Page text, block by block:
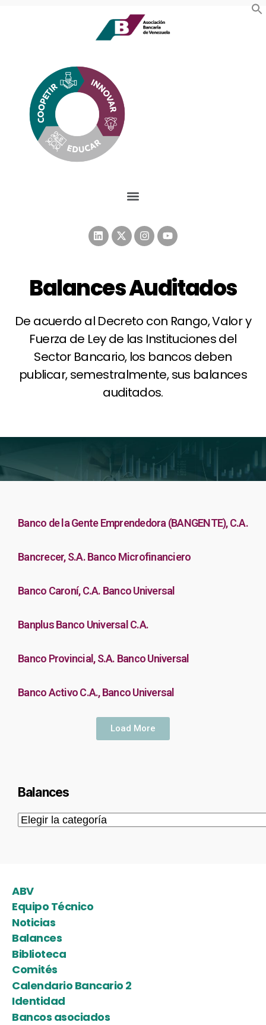
Balances Auditados
De acuerdo al Decreto con Rango, Valor y
Fuerza de Ley de las Instituciones del
Sector Bancario, los bancos deben
publicar, semestralmente, sus balances
auditados.
Banco de la Gente Emprendedora (BANGENTE), C.A.
Bancrecer, S.A. Banco Microfinanciero
Banco Caroní, C.A. Banco Universal
Banplus Banco Universal C.A.
Banco Provincial, S.A. Banco Universal
Banco Activo C.A., Banco Universal
Load More
Balances
ABV
Equipo Técnico
Noticias
Balances
Biblioteca
Comités
Calendario Bancario 2
Identidad
Bancos asociados